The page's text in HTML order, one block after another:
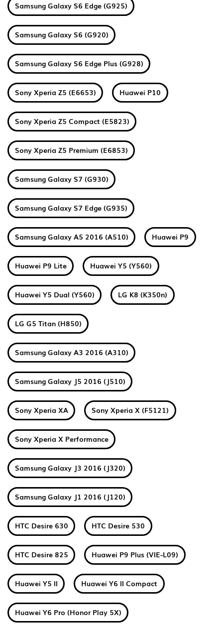
Samsung Galaxy S6 Edge (G925)
Samsung Galaxy S6 (G920)
Samsung Galaxy S6 Edge Plus (G928)
Sony Xperia Z5 (E6653) Huawei P10
Sony Xperia Z5 Compact (E5823)
Sony Xperia Z5 Premium (E6853)
Samsung Galaxy S7 (G930)
Samsung Galaxy S7 Edge (G935)
Samsung Galaxy A5 2016 (A510) Huawei P9
Huawei P9 Lite Huawei Y5 (Y560)
Huawei Y5 Dual (Y560) LG K8 (K350n)
LG G5 Titan (H850)
Samsung Galaxy A3 2016 (A310)
Samsung Galaxy J5 2016 (J510)
Sony Xperia XA Sony Xperia X (F5121)
Sony Xperia X Performance
Samsung Galaxy J3 2016 (J320)
Samsung Galaxy J1 2016 (J120)
HTC Desire 630 HTC Desire 530
HTC Desire 825 Huawei P9 Plus (VIE-L09)
Huawei Y5 II Huawei Y6 II Compact
Huawei Y6 Pro (Honor Play 5X)